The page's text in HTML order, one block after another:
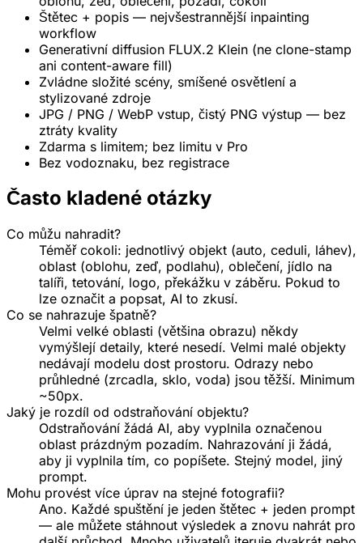
Štětec + popis — nejvšestrannější inpainting
workflow
Generativní diffusion FLUX.2 Klein (ne clone-stamp
ani content-aware fill)
Zvládne složité scény, smíšené osvětlení a
stylizované zdroje
JPG / PNG / WebP vstup, čistý PNG výstup — bez
ztráty kvality
Zdarma s limitem; bez limitu v Pro
Bez vodoznaku, bez registrace
Často kladené otázky
Co můžu nahradit?
Téměř cokoli: jednotlivý objekt (auto, ceduli, láhev),
oblast (oblohu, zeď, podlahu), oblečení, jídlo na
talíři, tetování, logo, překážku v záběru. Pokud to
lze označit a popsat, AI to zkusí.
Co se nahrazuje špatně?
Velmi velké oblasti (většina obrazu) někdy
vymýšlejí detaily, které nesedí. Velmi malé objekty
nedávají modelu dost prostoru. Odrazy nebo
průhledné (zrcadla, sklo, voda) jsou těžší. Minimum
~50px.
Jaký je rozdíl od odstraňování objektu?
Odstraňování žádá AI, aby vyplnila označenou
oblast prázdným pozadím. Nahrazování ji žádá,
aby ji vyplnila tím, co popíšete. Stejný model, jiný
prompt.
Mohu provést více úprav na stejné fotografii?
Ano. Každé spuštění je jeden štětec + jeden prompt
— ale můžete stáhnout výsledek a znovu nahrát pro